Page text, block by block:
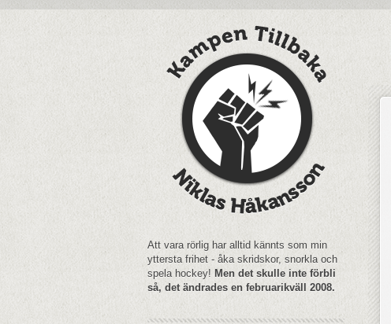
Att vara rörlig har alltid kännts som min
yttersta frihet - åka skridskor, snorkla och
spela hockey! Men det skulle inte förbli
så, det ändrades en februarikväll 2008.